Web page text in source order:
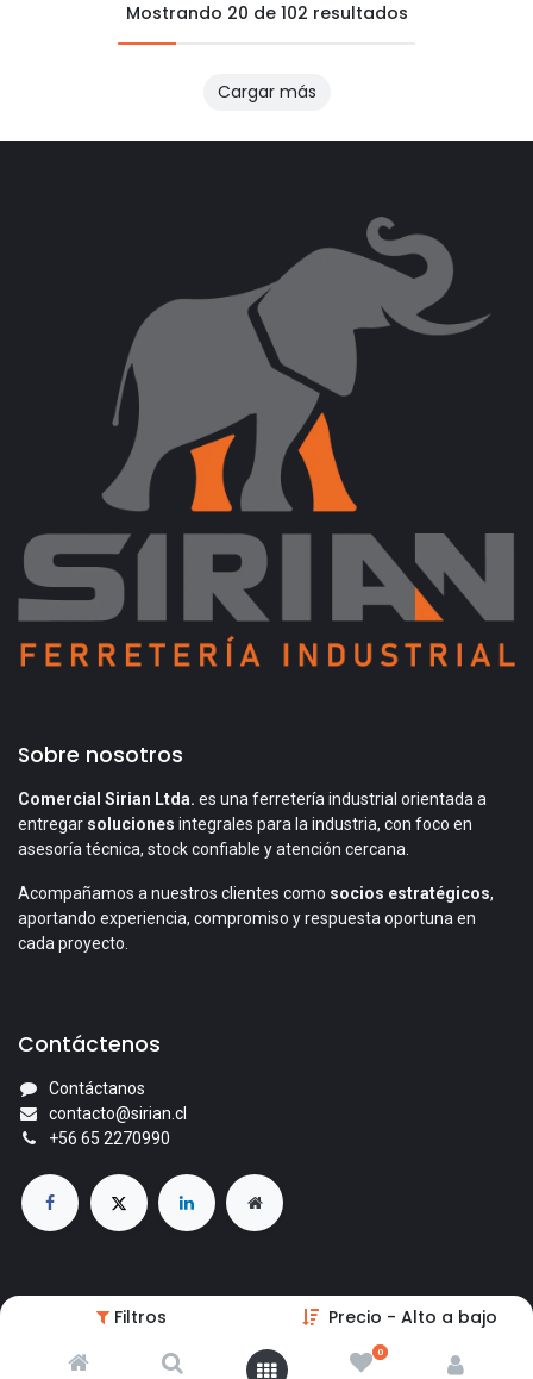
Filtros Precio - Alto a bajo
0
Mostrando 20 de 102 resultados
Cargar más
Sobre nosotros
Comercial Sirian Ltda. es una ferretería industrial orientada a
entregar soluciones integrales para la industria, con foco en
asesoría técnica, stock confiable y atención cercana.
Acompañamos a nuestros clientes como socios estratégicos,
aportando experiencia, compromiso y respuesta oportuna en
cada proyecto.
Contáctenos
Contáctanos
contacto@sirian.cl
+56 65 2270990
© 2026 Comercial Sirian Ltda. Todos los derechos reservados.
Comercio electrónico de
código abierto